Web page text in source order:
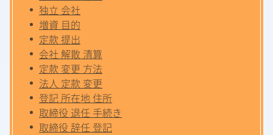
独立 会社
増資 目的
定款 提出
会社 解散 清算
定款 変更 方法
法人 定款 変更
登記 所在地 住所
取締役 退任 手続き
取締役 辞任 登記